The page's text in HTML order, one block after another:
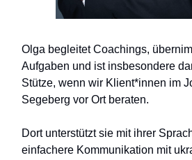
Olga begleitet Coachings,
Aufgaben und ist insbesondere
Stütze, wenn wir Klient*innen im
Segeberg vor Ort beraten.
Dort unterstützt sie mit ihrer
einfachere Kommunikation mit